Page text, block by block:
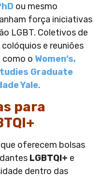
ou mesmo
força iniciativas
LGBT. Coletivos de
e reuniões
como o Women’s,
Graduate
Yale.
para
oferecem bolsas
LGBTQI+ e
dentro das